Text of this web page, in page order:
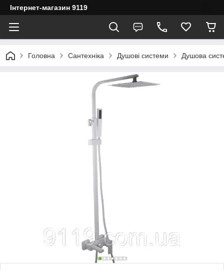
Інтернет-магазин 9119
Головна Сантехніка Душові системи Душова